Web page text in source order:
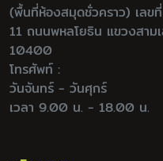
(พื้นที่ห้องสมุดชั่วคราว) เลข
11 ถนนพหลโยธิน แขวงสาม
10400
โทรศัพท์ :
วันจันทร์ - วันศุกร์
เวลา 9.00 น. - 18.00 น.